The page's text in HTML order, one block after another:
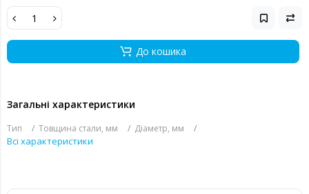
До кошика
Загальні характеристики
Тип Товщина стали, мм Діаметр, мм
Всі характеристики